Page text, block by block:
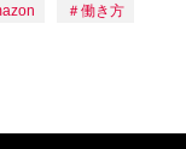
働き方